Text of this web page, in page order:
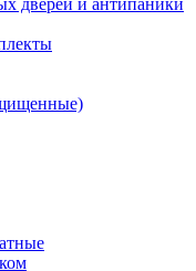
дверей и антипаники